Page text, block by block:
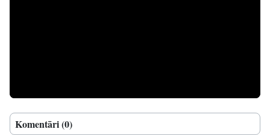
Komentāri (0)